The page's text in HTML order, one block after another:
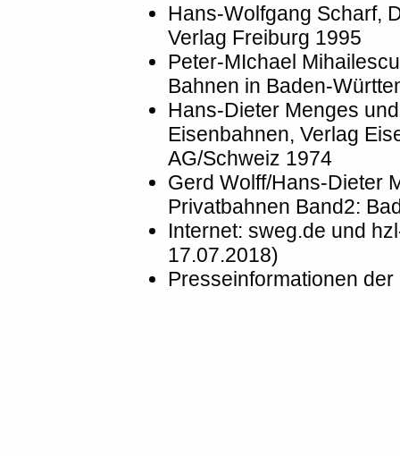
Hans-Wolfgang Scharf,
Verlag Freiburg 1995
Peter-MIchael
Bahnen in Baden-
Hans-Dieter Menges
Eisenbahnen, Verlag
AG/Schweiz 1974
Gerd Wolff/Hans-Dieter
Privatbahnen Band2:
Internet: sweg.de und
17.07.2018)
Presseinformationen